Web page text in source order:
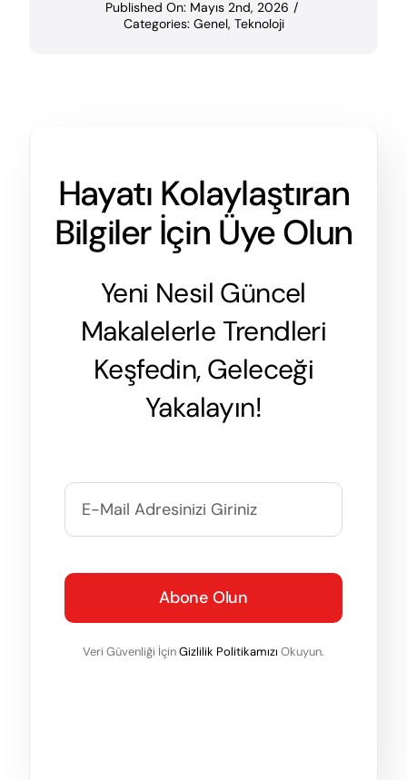
Published On: Mayıs 2nd, 2026 /
Categories: Genel, Teknoloji
Hayatı Kolaylaştıran
Bilgiler İçin Üye Olun
Yeni Nesil Güncel
Makalelerle Trendleri
Keşfedin, Geleceği
Yakalayın!
Abone Olun
Veri Güvenliği İçinGizlilik Politikamızı Okuyun.